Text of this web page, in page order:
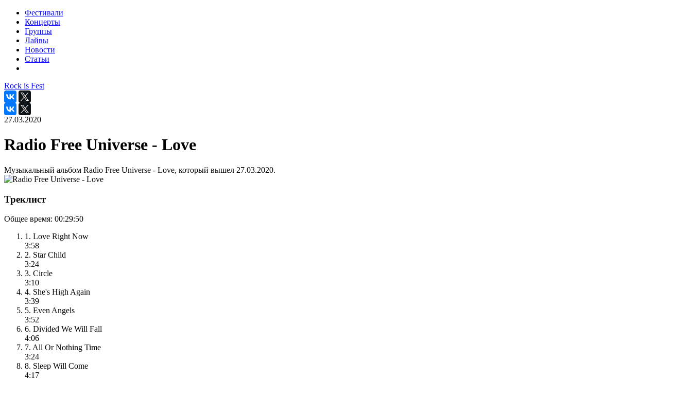
Фестивали
Концерты
Группы
Лайвы
Новости
Статьи
Rock is Fest
27.03.2020
Radio Free Universe - Love
Музыкальный альбом Radio Free Universe - Love, который вышел 27.03.2020.
Треклист
Общее время: 00:29:50
1. Love Right Now
3:58
2. Star Child
3:24
3. Circle
3:10
4. She's High Again
3:39
5. Even Angels
3:52
6. Divided We Will Fall
4:06
7. All Or Nothing Time
3:24
8. Sleep Will Come
4:17